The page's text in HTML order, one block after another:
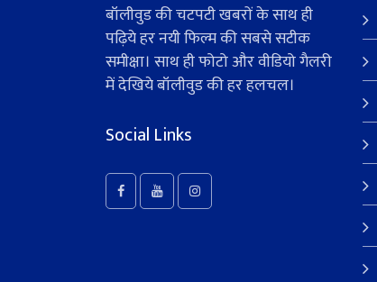
बॉलीवुड की चटपटी खबरों के साथ ही
पढ़िये हर नयी फिल्म की सबसे सटीक
समीक्षा। साथ ही फोटो और वीडियो गैलरी
में देखिये बॉलीवुड की हर हलचल।
Social Links